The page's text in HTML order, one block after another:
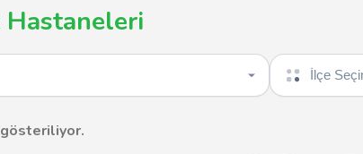
Hastaneleri
İlçe seçin
gösteriliyor.